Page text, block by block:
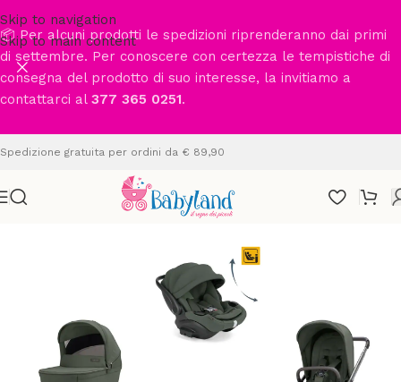
Skip to navigation
Skip to main content
📦 Per alcuni prodotti le spedizioni riprenderanno dai primi
di settembre. Per conoscere con certezza le tempistiche di
consegna del prodotto di suo interesse, la invitiamo a
contattarci al 377 365 0251.
Spedizione gratuita per ordini da € 89,90